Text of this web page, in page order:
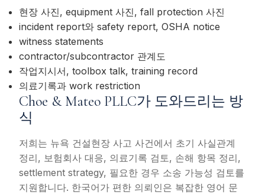
현장 사진, equipment 사진, fall protection 사진
incident report와 safety report, OSHA notice
witness statements
contractor/subcontractor 관계도
작업지시서, toolbox talk, training record
의료기록과 work restriction
Choe & Mateo PLLC가 도와드리는 방
식
저희는 뉴욕 건설현장 사고 사건에서 초기 사실관계
정리, 보험회사 대응, 의료기록 검토, 손해 항목 정리,
settlement strategy, 필요한 경우 소송 가능성 검토를
지원합니다. 한국어가 편한 의뢰인은 복잡한 영어 문